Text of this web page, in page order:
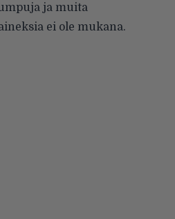
ja muita
ei ole mukana.